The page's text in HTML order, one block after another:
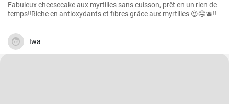
Fabuleux cheesecake aux myrtilles sans cuisson, prêt en un rien de
temps‼️Riche en antioxydants et fibres grâce aux myrtilles 😍🤤🫐‼️
Iwa